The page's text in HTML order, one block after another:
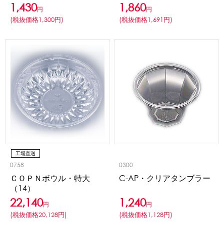
ブロックアイススライサー
キューブアイススライサー
台湾かき氷
フレーバー氷（味つきの氷）
かき氷セット
かき氷イベントセット
カップ・スプーン
紙カップ
発泡スチロールカップ
ボウル型カップ
フラワーカップ
コップ型カップ
特定商取引に関する法律に基づく表記
利用規約
1,430円
(税抜価格1,300円)
1,860円
(税抜価格1,691円)
工場直送
0758
ＣＯＰＮボウル・特大
（14）
22,140円
(税抜価格20,128円)
0300
C-AP・クリアタンブラー
1,240円
(税抜価格1,128円)